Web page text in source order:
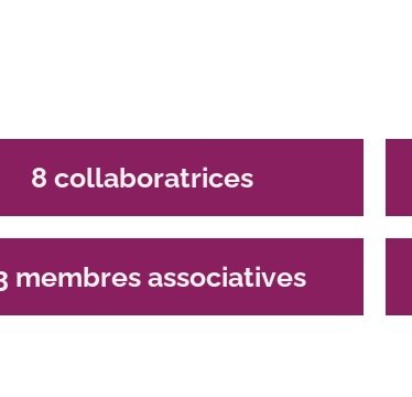
8 collaboratrices
membres associatives